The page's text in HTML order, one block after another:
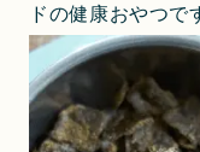
ドの健康おやつで